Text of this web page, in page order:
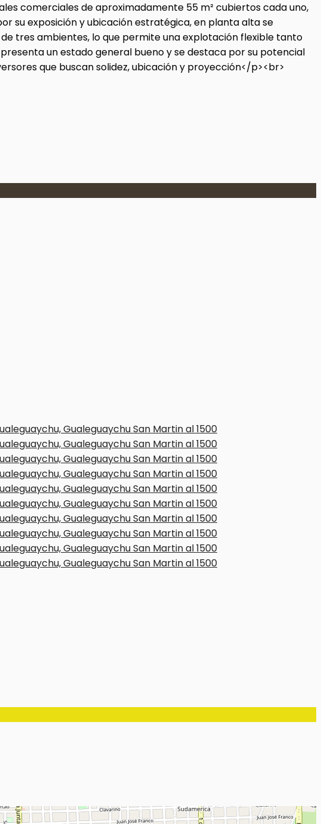
comerciales de aproximadamente 55 m² cubiertos cada uno,
su exposición y ubicación estratégica, en planta alta se
tres ambientes, lo que permite una explotación flexible tanto
un estado general bueno y se destaca por su potencial
que buscan solidez, ubicación y proyección</p><br>